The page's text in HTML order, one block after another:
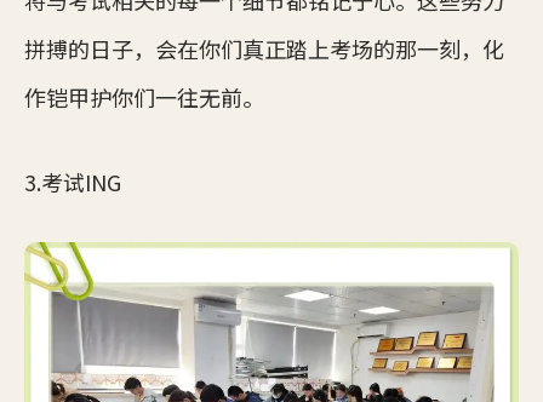
拼搏的日子，会在你们真正踏上考场的那一刻，化
作铠甲护你们一往无前。
3.考试ING